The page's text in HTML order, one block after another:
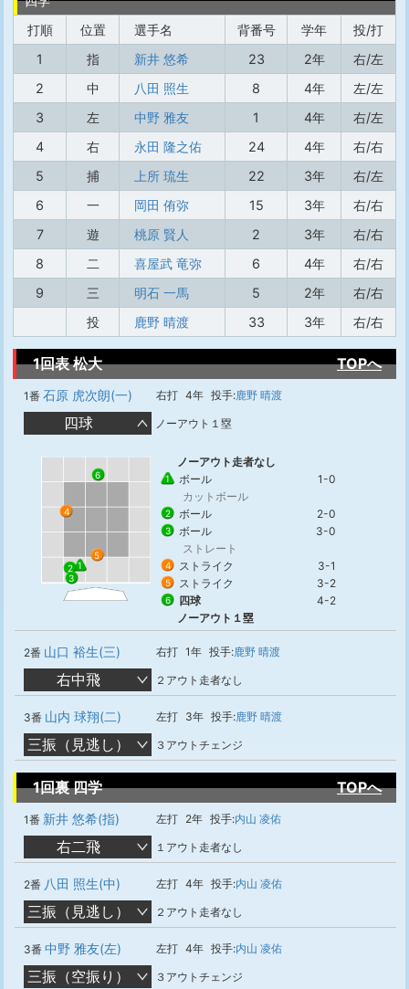
打順
位置 選手名 背番号 学年
投/打
1
指 新井 悠希 23 2年
右/左
2
中 八田 照生 8 4年
左/左
3
左 中野 雅友 1 4年
右/左
4
右 永田 隆之佑 24 4年
右/右
5
捕 上所 琉生 22 3年
右/左
6
一 岡田 侑弥 15 3年
右/右
7
遊 桃原 賢人 2 3年
右/右
8
二 喜屋武 竜弥 6 4年
右/右
9
三 明石 一馬 5 2年
右/右
投
鹿野 晴渡 33 3年 右/右
1回表 松大 TOPへ
1番 石原 虎次朗(一) 右打 4年 投手:鹿野 晴渡
四球 ノーアウト１塁
1
2
3
4
5
6
ノーアウト走者なし
1 ボール
1-0
カットボール
2 ボール 2-0
3 ボール
3-0
ストレート
4 ストライク 3-1
5 ストライク 3-2
6 四球
4-2
ノーアウト１塁
2番 山口 裕生(三) 右打 1年 投手:鹿野 晴渡
右中飛 ２アウト走者なし
3番 山内 球翔(二) 左打 3年 投手:鹿野 晴渡
三振（見逃し） ３アウトチェンジ
1回裏 四学 TOPへ
1番 新井 悠希(指) 左打 2年 投手:内山 凌佑
右二飛 １アウト走者なし
2番 八田 照生(中) 左打 4年 投手:内山 凌佑
三振（見逃し） ２アウト走者なし
3番 中野 雅友(左) 左打 4年 投手:内山 凌佑
三振（空振り） ３アウトチェンジ